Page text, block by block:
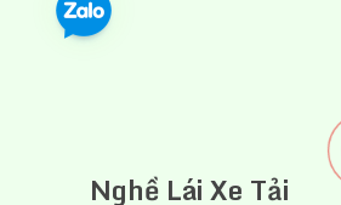
Nghề Lái Xe Tải